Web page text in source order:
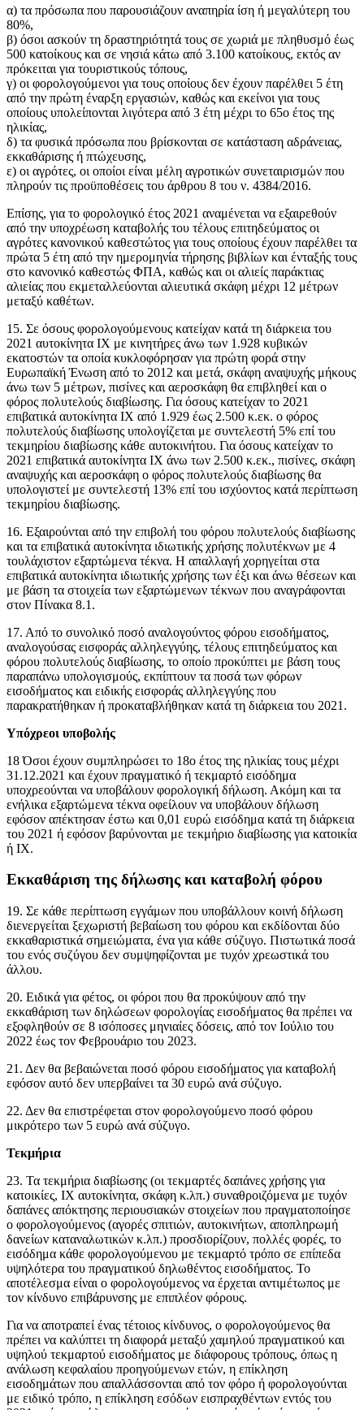
α) τα πρόσωπα που παρουσιάζουν αναπηρία ίση ή μεγαλύτερη του
80%,
β) όσοι ασκούν τη δραστηριότητά τους σε χωριά με πληθυσμό έως
500 κατοίκους και σε νησιά κάτω από 3.100 κατοίκους, εκτός αν
πρόκειται για τουριστικούς τόπους,
γ) οι φορολογούμενοι για τους οποίους δεν έχουν παρέλθει 5 έτη
από την πρώτη έναρξη εργασιών, καθώς και εκείνοι για τους
οποίους υπολείπονται λιγότερα από 3 έτη μέχρι το 65ο έτος της
ηλικίας,
δ) τα φυσικά πρόσωπα που βρίσκονται σε κατάσταση αδράνειας,
εκκαθάρισης ή πτώχευσης,
ε) οι αγρότες, οι οποίοι είναι μέλη αγροτικών συνεταιρισμών που
πληρούν τις προϋποθέσεις του άρθρου 8 του ν. 4384/2016.
Επίσης, για το φορολογικό έτος 2021 αναμένεται να εξαιρεθούν
από την υποχρέωση καταβολής του τέλους επιτηδεύματος οι
αγρότες κανονικού καθεστώτος για τους οποίους έχουν παρέλθει τα
πρώτα 5 έτη από την ημερομηνία τήρησης βιβλίων και ένταξής τους
στο κανονικό καθεστώς ΦΠΑ, καθώς και οι αλιείς παράκτιας
αλιείας που εκμεταλλεύονται αλιευτικά σκάφη μέχρι 12 μέτρων
μεταξύ καθέτων.
15. Σε όσους φορολογούμενους κατείχαν κατά τη διάρκεια του
2021 αυτοκίνητα ΙΧ με κινητήρες άνω των 1.928 κυβικών
εκατοστών τα οποία κυκλοφόρησαν για πρώτη φορά στην
Ευρωπαϊκή Ένωση από το 2012 και μετά, σκάφη αναψυχής μήκους
άνω των 5 μέτρων, πισίνες και αεροσκάφη θα επιβληθεί και ο
φόρος πολυτελούς διαβίωσης. Για όσους κατείχαν το 2021
επιβατικά αυτοκίνητα ΙΧ από 1.929 έως 2.500 κ.εκ. ο φόρος
πολυτελούς διαβίωσης υπολογίζεται με συντελεστή 5% επί του
τεκμηρίου διαβίωσης κάθε αυτοκινήτου. Για όσους κατείχαν το
2021 επιβατικά αυτοκίνητα ΙΧ άνω των 2.500 κ.εκ., πισίνες, σκάφη
αναψυχής και αεροσκάφη ο φόρος πολυτελούς διαβίωσης θα
υπολογιστεί με συντελεστή 13% επί του ισχύοντος κατά περίπτωση
τεκμηρίου διαβίωσης.
16. Εξαιρούνται από την επιβολή του φόρου πολυτελούς διαβίωσης
και τα επιβατικά αυτοκίνητα ιδιωτικής χρήσης πολυτέκνων με 4
τουλάχιστον εξαρτώμενα τέκνα. Η απαλλαγή χορηγείται στα
επιβατικά αυτοκίνητα ιδιωτικής χρήσης των έξι και άνω θέσεων και
με βάση τα στοιχεία των εξαρτώμενων τέκνων που αναγράφονται
στον Πίνακα 8.1.
17. Από το συνολικό ποσό αναλογούντος φόρου εισοδήματος,
αναλογούσας εισφοράς αλληλεγγύης, τέλους επιτηδεύματος και
φόρου πολυτελούς διαβίωσης, το οποίο προκύπτει με βάση τους
παραπάνω υπολογισμούς, εκπίπτουν τα ποσά των φόρων
εισοδήματος και ειδικής εισφοράς αλληλεγγύης που
παρακρατήθηκαν ή προκαταβλήθηκαν κατά τη διάρκεια του 2021.
Υπόχρεοι υποβολής
18 Όσοι έχουν συμπληρώσει το 18ο έτος της ηλικίας τους μέχρι
31.12.2021 και έχουν πραγματικό ή τεκμαρτό εισόδημα
υποχρεούνται να υποβάλουν φορολογική δήλωση. Ακόμη και τα
ενήλικα εξαρτώμενα τέκνα οφείλουν να υποβάλουν δήλωση
εφόσον απέκτησαν έστω και 0,01 ευρώ εισόδημα κατά τη διάρκεια
του 2021 ή εφόσον βαρύνονται με τεκμήριο διαβίωσης για κατοικία
ή ΙΧ.
Εκκαθάριση της δήλωσης και καταβολή φόρου
19. Σε κάθε περίπτωση εγγάμων που υποβάλλουν κοινή δήλωση
διενεργείται ξεχωριστή βεβαίωση του φόρου και εκδίδονται δύο
εκκαθαριστικά σημειώματα, ένα για κάθε σύζυγο. Πιστωτικά ποσά
του ενός συζύγου δεν συμψηφίζονται με τυχόν χρεωστικά του
άλλου.
20. Ειδικά για φέτος, οι φόροι που θα προκύψουν από την
εκκαθάριση των δηλώσεων φορολογίας εισοδήματος θα πρέπει να
εξοφληθούν σε 8 ισόποσες μηνιαίες δόσεις, από τον Ιούλιο του
2022 έως τον Φεβρουάριο του 2023.
21. Δεν θα βεβαιώνεται ποσό φόρου εισοδήματος για καταβολή
εφόσον αυτό δεν υπερβαίνει τα 30 ευρώ ανά σύζυγο.
22. Δεν θα επιστρέφεται στον φορολογούμενο ποσό φόρου
μικρότερο των 5 ευρώ ανά σύζυγο.
Τεκμήρια
23. Τα τεκμήρια διαβίωσης (οι τεκμαρτές δαπάνες χρήσης για
κατοικίες, ΙΧ αυτοκίνητα, σκάφη κ.λπ.) συναθροιζόμενα με τυχόν
δαπάνες απόκτησης περιουσιακών στοιχείων που πραγματοποίησε
ο φορολογούμενος (αγορές σπιτιών, αυτοκινήτων, αποπληρωμή
δανείων καταναλωτικών κ.λπ.) προσδιορίζουν, πολλές φορές, το
εισόδημα κάθε φορολογούμενου με τεκμαρτό τρόπο σε επίπεδα
υψηλότερα του πραγματικού δηλωθέντος εισοδήματος. Το
αποτέλεσμα είναι ο φορολογούμενος να έρχεται αντιμέτωπος με
τον κίνδυνο επιβάρυνσης με επιπλέον φόρους.
Για να αποτραπεί ένας τέτοιος κίνδυνος, ο φορολογούμενος θα
πρέπει να καλύπτει τη διαφορά μεταξύ χαμηλού πραγματικού και
υψηλού τεκμαρτού εισοδήματος με διάφορους τρόπους, όπως η
ανάλωση κεφαλαίου προηγούμενων ετών, η επίκληση
εισοδημάτων που απαλλάσσονται από τον φόρο ή φορολογούνται
με ειδικό τρόπο, η επίκληση εσόδων εισπραχθέντων εντός του